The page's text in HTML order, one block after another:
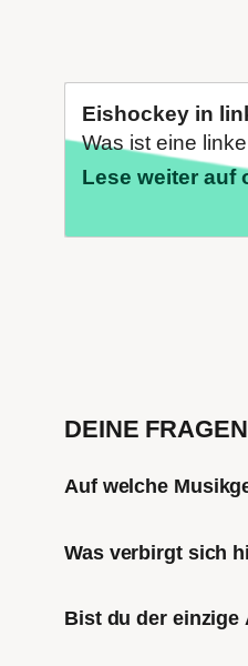
Eishockey in
Was ist eine
Lese weiter auf
DEINE
Auf welche
Was verbirgt sich
Bist du der